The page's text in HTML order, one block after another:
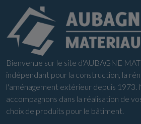
Bienvenue sur le site d'AUBAGNE
indépendant pour la construction, la
l'aménagement extérieur depuis 1973.
accompagnons dans la réalisation de
choix de produits pour le bâtiment.